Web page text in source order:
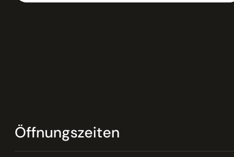
Öffnungszeiten